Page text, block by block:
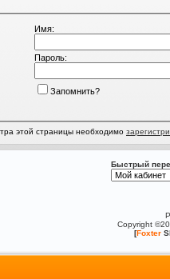
Имя:
Пароль:
Запомнить?
этой страницы необходимо
Быстрый
Copyright
[Foxter